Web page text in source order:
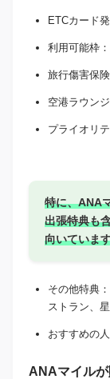
ETCカード
利用可能枠
旅行傷害保
空港ラウン
プライオリ
特に、ANA
出張特典も
向いていま
その他特典
ストラン、
おすすめの
ANAマイル